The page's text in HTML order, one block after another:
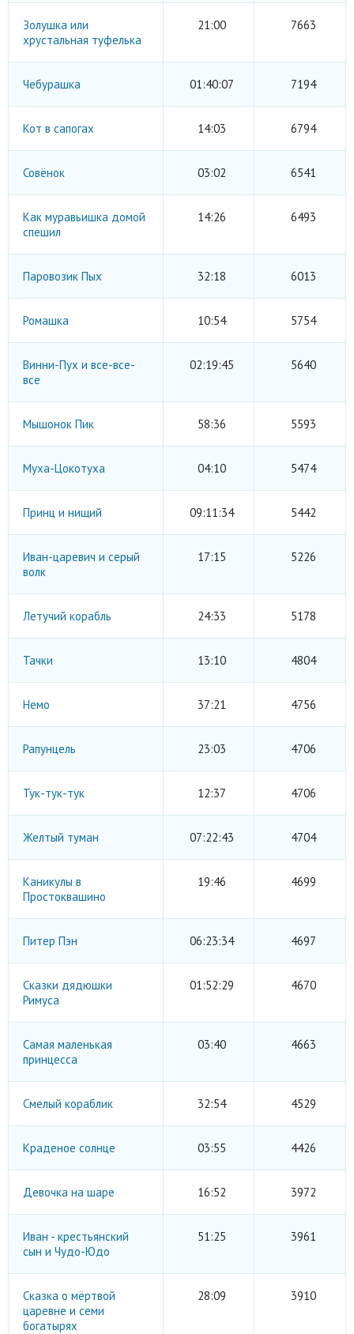
Золушка или
хрустальная туфелька
21:00 7663
Чебурашка 01:40:07 7194
Кот в сапогах 14:03 6794
Совёнок 03:02 6541
Как муравьишка домой
спешил
14:26 6493
Паровозик Пых 32:18 6013
Ромашка 10:54 5754
Винни-Пух и все-все-
все
02:19:45 5640
Мышонок Пик 58:36 5593
Муха-Цокотуха 04:10 5474
Принц и нищий 09:11:34 5442
Иван-царевич и серый
волк
17:15 5226
Летучий корабль 24:33 5178
Тачки 13:10 4804
Немо 37:21 4756
Рапунцель 23:03 4706
Тук-тук-тук 12:37 4706
Желтый туман 07:22:43 4704
Каникулы в
Простоквашино
19:46 4699
Питер Пэн 06:23:34 4697
Сказки дядюшки
Римуса
01:52:29 4670
Самая маленькая
принцесса
03:40 4663
Смелый кораблик 32:54 4529
Краденое солнце 03:55 4426
Девочка на шаре 16:52 3972
Иван - крестьянский
сын и Чудо-Юдо
51:25 3961
Сказка о мёртвой
царевне и семи
богатырях
28:09 3910